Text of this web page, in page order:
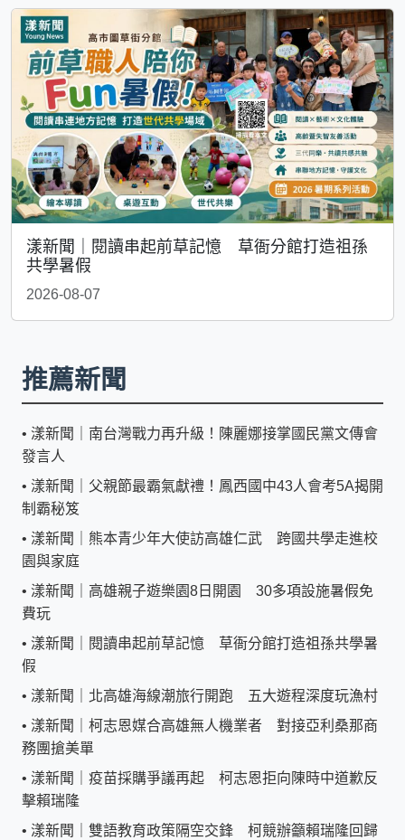
漾新聞｜閱讀串起前草記憶 草衙分館打造祖孫
共學暑假
2026-08-07
推薦新聞
• 漾新聞｜南台灣戰力再升級！陳麗娜接掌國民黨文傳會
發言人
• 漾新聞｜父親節最霸氣獻禮！鳳西國中43人會考5A揭開
制霸秘笈
• 漾新聞｜熊本青少年大使訪高雄仁武 跨國共學走進校
園與家庭
• 漾新聞｜高雄親子遊樂園8日開園 30多項設施暑假免
費玩
• 漾新聞｜閱讀串起前草記憶 草衙分館打造祖孫共學暑
假
• 漾新聞｜北高雄海線潮旅行開跑 五大遊程深度玩漁村
• 漾新聞｜柯志恩媒合高雄無人機業者 對接亞利桑那商
務團搶美單
• 漾新聞｜疫苗採購爭議再起 柯志恩拒向陳時中道歉反
擊賴瑞隆
• 漾新聞｜雙語教育政策隔空交鋒 柯競辦籲賴瑞隆回歸